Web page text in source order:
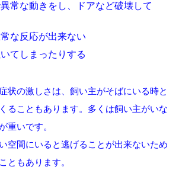
常な動きをし、ドアなど破壊して
な反応が出来ない
てしまったりする
状の激しさは、飼い主がそばにいる時と
ることもあります。多くは飼い主がいな
重いです。
空間にいると逃げることが出来ないため
ともあります。